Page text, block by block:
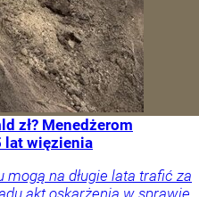
zł? Menedżerom
lat więzienia
na długie lata trafić za